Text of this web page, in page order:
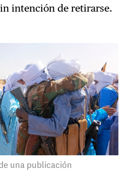
intención de retirarse.
una publicación